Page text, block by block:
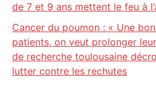
de 7 et 9 ans mettent le feu à
Cancer du poumon : « Une
patients, on veut prolonger
de recherche toulousaine
lutter contre les rechutes